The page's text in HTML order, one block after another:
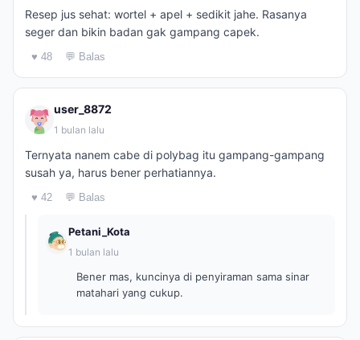
Resep jus sehat: wortel + apel + sedikit jahe. Rasanya
seger dan bikin badan gak gampang capek.
♥ 48 💬 Balas
user_8872
1 bulan lalu
Ternyata nanem cabe di polybag itu gampang-gampang
susah ya, harus bener perhatiannya.
♥ 42 💬 Balas
Petani_Kota
1 bulan lalu
Bener mas, kuncinya di penyiraman sama sinar
matahari yang cukup.